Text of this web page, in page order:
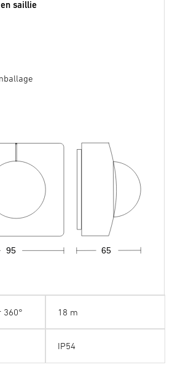
saillie
65
95
360° 18 m
IP54